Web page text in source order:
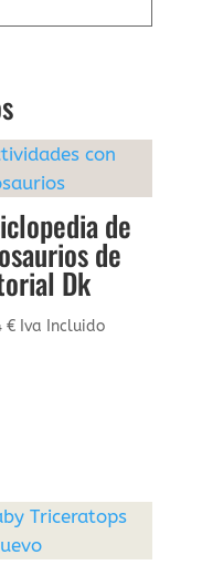
de
de
Dk
€ Iva Incluido